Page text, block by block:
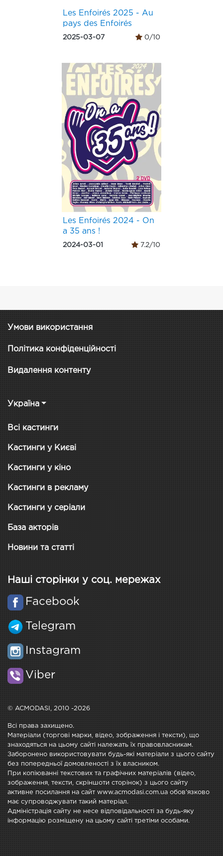
Les Enfoirés 2025 - Au
pays des Enfoirés
2025-03-07 0/10
Les Enfoirés 2024 - On
a 35 ans !
2024-03-01 7.2/10
Умови використання
Політика конфіденційності
Видалення контенту
Україна
Всі кастинги
Кастинги у Києві
Кастинги у кіно
Кастинги в рекламу
Кастинги у серіали
База акторів
Новини та статті
Наші сторінки у соц. мережах
Facebook
Telegram
Instagram
Viber
© ACMODASI, 2010 -2026
Всі права захищено.
Матеріали (торгові марки, відео, зображення і тексти), що
знаходяться на цьому сайті належать їх правовласникам.
Заборонено використовувати будь-які матеріали з цього сайту
без попередньої домовленості з їх власником.
При копіюванні текстових та графічних матеріалів (відео,
зображення, тексти, скріншоти сторінок) з цього сайту
активне посилання на сайт www.acmodasi.com.ua обов'язково
має супроводжувати такий матеріал.
Адміністрація сайту не несе відповідальності за будь-яку
інформацію розміщену на цьому сайті третіми особами.